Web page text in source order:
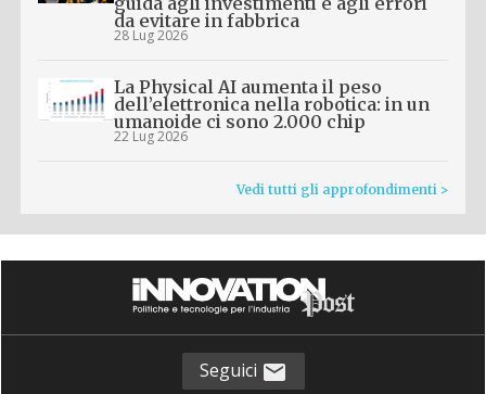
da evitare in fabbrica
28 Lug 2026
La Physical AI aumenta il peso
dell’elettronica nella robotica: in un
umanoide ci sono 2.000 chip
22 Lug 2026
Vedi tutti gli approfondimenti >
Seguici